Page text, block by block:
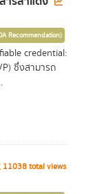
Recommendation)
credential:
ซึ่งสามารถ
11038 total views